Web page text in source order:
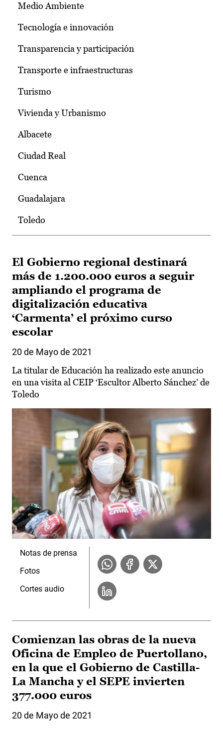
Medio Ambiente
Tecnología e innovación
Transparencia y participación
Transporte e infraestructuras
Turismo
Vivienda y Urbanismo
Albacete
Ciudad Real
Cuenca
Guadalajara
Toledo
El Gobierno regional destinará
más de 1.200.000 euros a seguir
ampliando el programa de
digitalización educativa
‘Carmenta’ el próximo curso
escolar
20 de Mayo de 2021
La titular de Educación ha realizado este anuncio
en una visita al CEIP ‘Escultor Alberto Sánchez’ de
Toledo
Notas de prensa
Fotos
Cortes audio
Comienzan las obras de la nueva
Oficina de Empleo de Puertollano,
en la que el Gobierno de Castilla-
La Mancha y el SEPE invierten
377.000 euros
20 de Mayo de 2021